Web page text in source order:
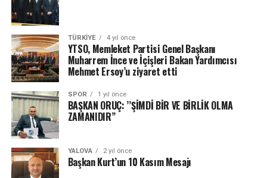
TÜRKIYE 4 yıl önce
YTSO, Memleket Partisi Genel Başkanı
Muharrem İnce ve İçişleri Bakan Yardımcısı
Mehmet Ersoy’u ziyaret etti
SPOR 1 yıl önce
BAŞKAN ORUÇ: ’’ŞİMDİ BİR VE BİRLİK OLMA
ZAMANIDIR’’
YALOVA 2 yıl önce
Başkan Kurt’un 10 Kasım Mesajı